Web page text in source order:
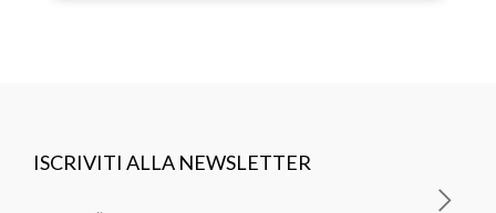
ISCRIVITI ALLA NEWSLETTER